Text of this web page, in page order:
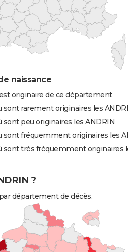
naissance
originaire de ce département
rarement originaires les
peu originaires les ANDRIN
sont fréquemment originaires les
sont très fréquemment originaires
?
département de décès.